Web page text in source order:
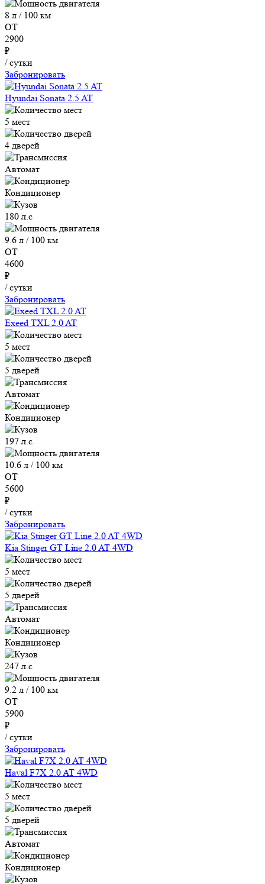
8 л / 100 км
ОТ
2900
₽
/ сутки
Забронировать
Hyundai Sonata 2.5 AT
5 мест
4 дверей
Автомат
Кондиционер
180 л.с
9.6 л / 100 км
ОТ
4600
₽
/ сутки
Забронировать
Exeed TXL 2.0 AT
5 мест
5 дверей
Автомат
Кондиционер
197 л.с
10.6 л / 100 км
ОТ
5600
₽
/ сутки
Забронировать
Kia Stinger GT Line 2.0 AT 4WD
5 мест
5 дверей
Автомат
Кондиционер
247 л.с
9.2 л / 100 км
ОТ
5900
₽
/ сутки
Забронировать
Haval F7X 2.0 AT 4WD
5 мест
5 дверей
Автомат
Кондиционер